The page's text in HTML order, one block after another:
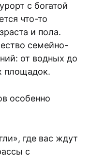
с богатой
что-то
и пола.
семейно-
от водных до
площадок.
особенно
где вас ждут
с